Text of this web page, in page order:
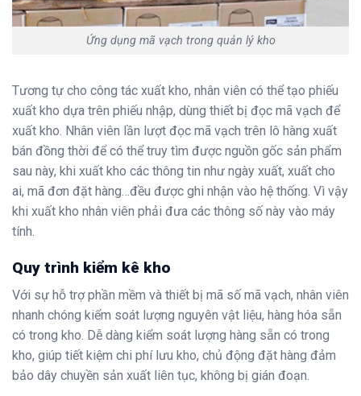
Ứng dụng mã vạch trong quản lý kho
Tương tự cho công tác xuất kho, nhân viên có thể tạo phiếu
xuất kho dựa trên phiếu nhập, dùng thiết bị đọc mã vạch để
xuất kho. Nhân viên lần lượt đọc mã vạch trên lô hàng xuất
bán đồng thời để có thể truy tìm được nguồn gốc sản phẩm
sau này, khi xuất kho các thông tin như ngày xuất, xuất cho
ai, mã đơn đặt hàng…đều được ghi nhận vào hệ thống. Vì vậy
khi xuất kho nhân viên phải đưa các thông số này vào máy
tính.
Quy trình kiểm kê kho
Với sự hỗ trợ phần mềm và thiết bị mã số mã vạch, nhân viên
nhanh chóng kiểm soát lượng nguyên vật liệu, hàng hóa sẵn
có trong kho. Dễ dàng kiểm soát lượng hàng sẵn có trong
kho, giúp tiết kiệm chi phí lưu kho, chủ động đặt hàng đảm
bảo dây chuyền sản xuất liên tục, không bị gián đoạn.